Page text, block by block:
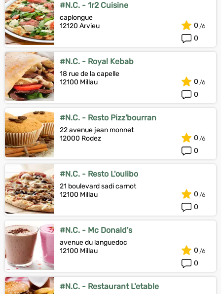
#N.C. - 1r2 Cuisine
caplongue
12120 Arvieu
0
0
#N.C. - Royal Kebab
18 rue de la capelle
12100 Millau
0
0
#N.C. - Resto Pizz'bourran
22 avenue jean monnet
12000 Rodez
0
0
#N.C. - Resto L'oulibo
21 boulevard sadi carnot
12100 Millau
0
0
#N.C. - Mc Donald's
avenue du languedoc
12100 Millau
0
0
#N.C. - Restaurant L'etable